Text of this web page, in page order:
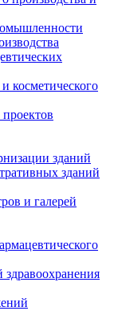
косметического
зданий
зданий
и галерей